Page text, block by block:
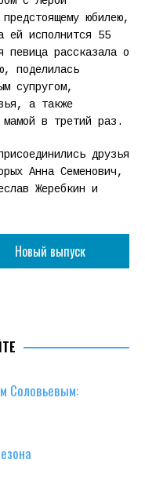
юбилею,
ей исполнится 55
певица рассказала о
поделилась
супругом,
а также
мамой в третий раз.
друзья
Анна Семенович,
Жеребкин и
Новый выпуск
Соловьевым: